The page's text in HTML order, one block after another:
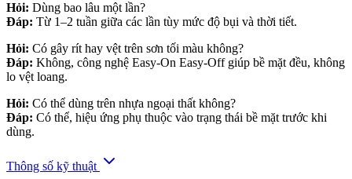
Hỏi: Dùng bao lâu một lần?
Đáp: Từ 1–2 tuần giữa các lần tùy mức độ bụi và thời tiết.
Hỏi: Có gây rít hay vệt trên sơn tối màu không?
Đáp: Không, công nghệ Easy-On Easy-Off giúp bề mặt đều, không
lo vệt loang.
Hỏi: Có thể dùng trên nhựa ngoại thất không?
Đáp: Có thể, hiệu ứng phụ thuộc vào trạng thái bề mặt trước khi
dùng.
Thông số kỹ thuật